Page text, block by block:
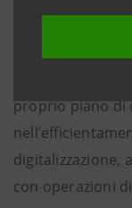
proprio piano di
digitalizzazione,
con operazioni